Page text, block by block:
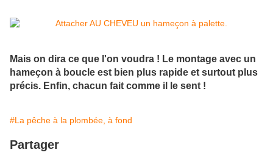
Mais on dira ce que l'on voudra ! Le montage avec un
hameçon à boucle est bien plus rapide et surtout plus
précis. Enfin, chacun fait comme il le sent !
#La pêche à la plombée, à fond
Partager